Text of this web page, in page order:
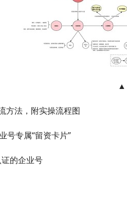
▲
方法，附实操流程图
号专属“留资卡片”
证的企业号